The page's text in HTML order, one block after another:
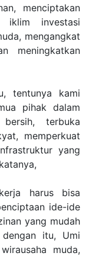
menciptakan
iklim investasi
mengangkat
meningkatkan
tentunya kami
pihak dalam
terbuka
memperkuat
yang
harus bisa
ide-ide
yang mudah
itu, Umi
muda,